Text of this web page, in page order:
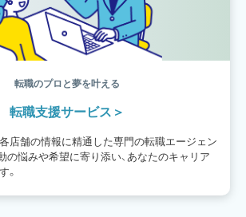
オーブン担当 チョコレート
転職のプロと夢を叶える
転職支援サービス
各店舗の情報に精通した専門の転職エージェン
の悩みや希望に寄り添い、あなたのキャリア
。